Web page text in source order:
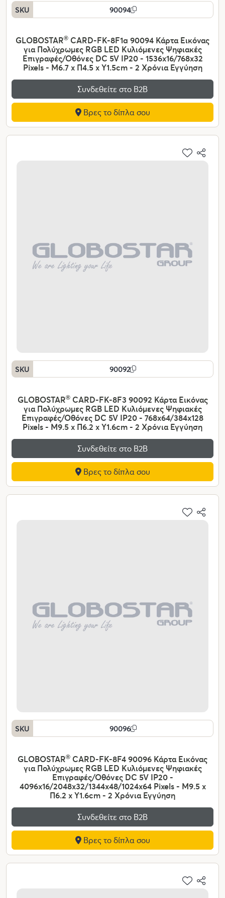
SKU 90094
GLOBOSTAR® CARD-FK-8F1a 90094 Κάρτα Εικόνας
για Πολύχρωμες RGB LED Κυλιόμενες Ψηφιακές
Επιγραφές/Οθόνες DC 5V IP20 - 1536x16/768x32
Pixels - Μ6.7 x Π4.5 x Υ1.5cm - 2 Χρόνια Εγγύηση
Συνδεθείτε στο Β2Β
Βρες το δίπλα σου
SKU 90092
GLOBOSTAR®CARD-FK-8F3 90092 Κάρτα Εικόνας
για Πολύχρωμες RGB LED Κυλιόμενες Ψηφιακές
Επιγραφές/Οθόνες DC 5V IP20 - 768x64/384x128
Pixels - Μ9.5 x Π6.2 x Υ1.6cm - 2 Χρόνια Εγγύηση
Συνδεθείτε στο Β2Β
Βρες το δίπλα σου
SKU 90096
GLOBOSTAR® CARD-FK-8F4 90096 Κάρτα Εικόνας
για Πολύχρωμες RGB LED Κυλιόμενες Ψηφιακές
Επιγραφές/Οθόνες DC 5V IP20 -
4096x16/2048x32/1344x48/1024x64 Pixels - Μ9.5 x
Π6.2 x Υ1.6cm - 2 Χρόνια Εγγύηση
Συνδεθείτε στο Β2Β
Βρες το δίπλα σου